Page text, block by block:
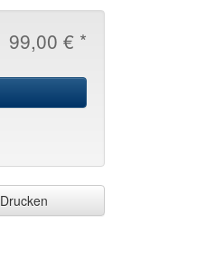
99,00 € *
Drucken